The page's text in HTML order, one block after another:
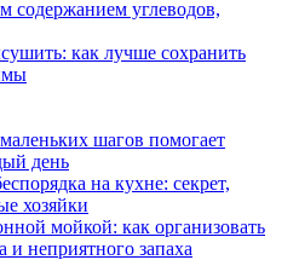
содержанием углеводов,
как лучше сохранить
шагов помогает
день
на кухне: секрет,
хозяйки
мойкой: как организовать
и неприятного запаха